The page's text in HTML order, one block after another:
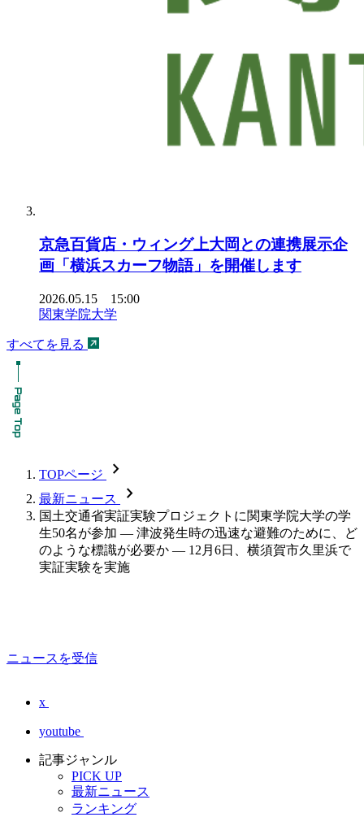
京急百貨店・ウィング上大岡との連携展示企
画「横浜スカーフ物語」を開催します
2026.05.15 15:00
関東学院大学
すべてを見る
TOPページ chevron_forward
最新ニュース chevron_forward
国土交通省実証実験プロジェクトに関東学院大学の学
生50名が参加 — 津波発生時の迅速な避難のために、ど
のような標識が必要か — 12月6日、横須賀市久里浜で
実証実験を実施
ニュースを受信
x
youtube
記事ジャンル
PICK UP
最新ニュース
ランキング